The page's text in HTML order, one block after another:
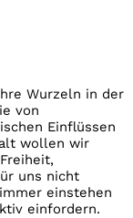
zu
Wurzeln in der
von
Einflüssen
wollen wir
uns nicht
einstehen
einfordern.